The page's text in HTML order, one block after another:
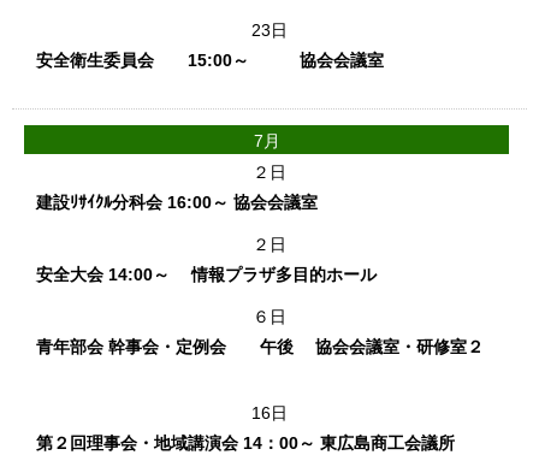
23日
安全衛生委員会 15:00～ 協会会議室
7月
２日
建設ﾘｻｲｸﾙ分科会 16:00～ 協会会議室
２日
安全大会 14:00～ 情報プラザ多目的ホール
６日
青年部会 幹事会・定例会 午後 協会会議室・研修室２
16日
第２回理事会・地域講演会 14：00～ 東広島商工会議所